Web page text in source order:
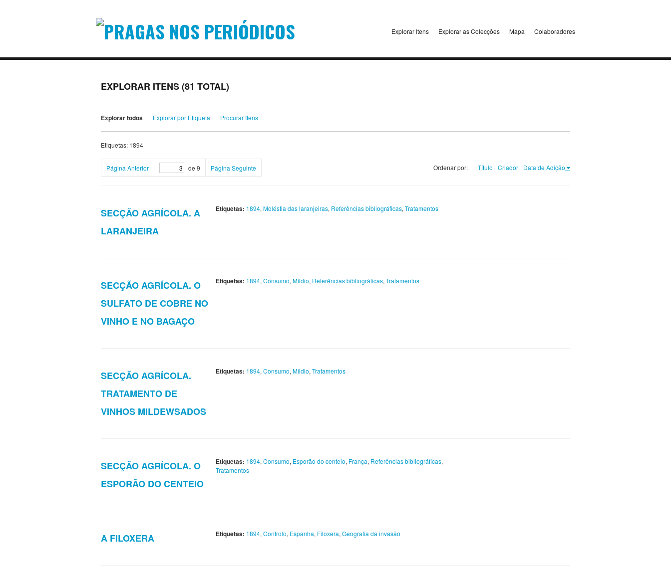
Explorar Itens Explorar as Colecções Mapa Colaboradores
EXPLORAR ITENS (81 TOTAL)
Explorar todos Explorar por Etiqueta Procurar Itens
Etiquetas: 1894
Página Anterior de 9 Página Seguinte Ordenar por: Título Criador Data de Adição
SECÇÃO AGRÍCOLA. A
LARANJEIRA
Etiquetas: 1894, Moléstia das laranjeiras, Referências bibliográficas, Tratamentos
SECÇÃO AGRÍCOLA. O
SULFATO DE COBRE NO
VINHO E NO BAGAÇO
Etiquetas: 1894, Consumo, Míldio, Referências bibliográficas, Tratamentos
SECÇÃO AGRÍCOLA.
TRATAMENTO DE
VINHOS MILDEWSADOS
Etiquetas: 1894, Consumo, Míldio, Tratamentos
SECÇÃO AGRÍCOLA. O
ESPORÃO DO CENTEIO
Etiquetas: 1894, Consumo, Esporão do centeio, França, Referências bibliográficas,
Tratamentos
A FILOXERA Etiquetas: 1894, Controlo, Espanha, Filoxera, Geografia da invasão